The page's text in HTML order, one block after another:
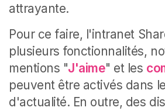
attrayante.
Pour ce faire, l'intranet
plusieurs fonctionnalités,
mentions "J'aime" et les
peuvent être activés dans
d'actualité. En outre, des